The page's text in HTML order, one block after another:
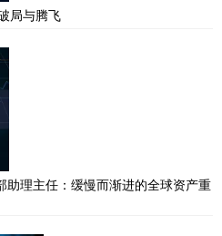
局与腾飞
理主任：缓慢而渐进的全球资产重